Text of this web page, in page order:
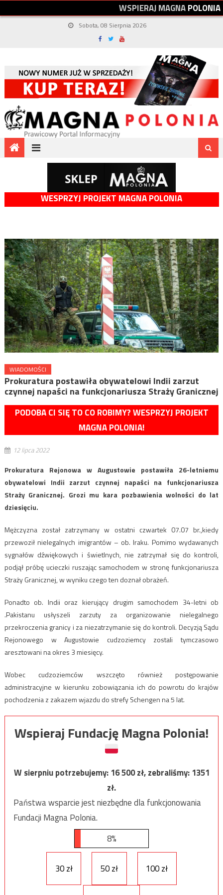
WSPIERAJMAGNAPOLONIA
Sobota, 08 Sierpnia 2026
WESPRZYJ PROJEKT MAGNA POLONIA
WIADOMOŚCI
Prokuratura postawiła obywatelowi Indii zarzut
czynnej napaści na funkcjonariusza Straży Granicznej
PODOBA CI SIĘ TO CO ROBIMY? WESPRZYJ PROJEKT
MAGNA POLONIA!
12 lipca 2022
Prokuratura Rejonowa w Augustowie postawiła 26-letniemu
obywatelowi Indii zarzut czynnej napaści na funkcjonariusza
Straży Granicznej. Grozi mu kara pozbawienia wolności do lat
dziesięciu.
Mężczyzna został zatrzymany w ostatni czwartek 07.07 br.,kiedy
przewoził nielegalnych imigrantów – ob. Iraku. Pomimo wydawanych
sygnałów dźwiękowych i świetlnych, nie zatrzymał się do kontroli,
podjął próbę ucieczki ruszając samochodem w stronę funkcjonariusza
Straży Granicznej, w wyniku czego ten doznał obrażeń.
Ponadto ob. Indii oraz kierujący drugim samochodem 34-letni ob
.Pakistanu usłyszeli zarzuty za organizowanie nielegalnego
przekroczenia granicy i za niezatrzymanie się do kontroli. Decyzją Sądu
Rejonowego w Augustowie cudzoziemcy zostali tymczasowo
aresztowani na okres 3 miesięcy.
Wobec cudzoziemców wszczęto również postępowanie
administracyjne w kierunku zobowiązania ich do powrotu do krajów
pochodzenia z zakazem wjazdu do strefy Schengen na 5 lat.
Wspieraj Fundację Magna Polonia!
W sierpniu potrzebujemy:16 500zł, zebraliśmy:1351
zł.
Państwa wsparcie jest niezbędne dla funkcjonowania
Fundacji Magna Polonia.
8%
30 zł 50 zł 100 zł